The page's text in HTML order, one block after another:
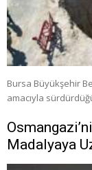
Bursa Büyükşehir
amacıyla
Madalyaya